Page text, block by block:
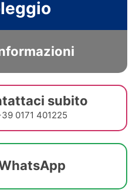
subito
0171 401225